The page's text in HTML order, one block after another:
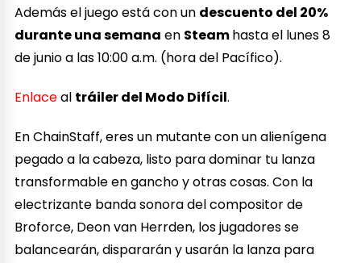
Además el juego está con un descuento del 20%
durante una semana en Steamhasta el lunes 8
de junio a las 10:00 a.m. (hora del Pacífico).
Enlaceal tráiler del Modo Difícil.
En ChainStaff, eres un mutante con un alienígena
pegado a la cabeza, listo para dominar tu lanza
transformable en gancho y otras cosas. Con la
electrizante banda sonora del compositor de
Broforce, Deon van Herrden, los jugadores se
balancearán, dispararán y usarán la lanza para